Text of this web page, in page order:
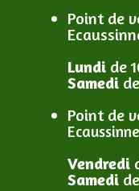
Point de
Lundi de
Samedi
Point de
Vendredi
Samedi